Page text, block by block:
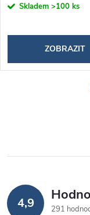
Skladem >100 ks
ZOBRAZIT
4,9
291